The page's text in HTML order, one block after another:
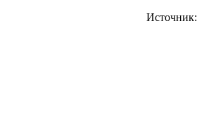
Источник: